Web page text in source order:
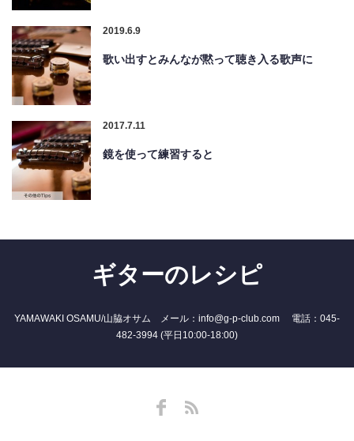
2019.6.9
歌い出すとみんなが黙って聴き入る歌声に
2017.7.11
鏡を使って練習すると
ギターのレシピ
YAMAWAKI OSAMU/山脇オサム メール：info@g-p-club.com 電話：045-
482-3994 (平日10:00-18:00)